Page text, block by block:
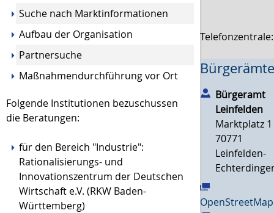
Suche nach Marktinformationen
Aufbau der Organisation
Partnersuche
Maßnahmendurchführung vor Ort
Folgende Institutionen bezuschussen
die Beratungen:
für den Bereich "Industrie":
Rationalisierungs- und
Innovationszentrum der Deutschen
Wirtschaft e.V. (RKW Baden-
Württemberg)
Bürgeramt
Leinfelden
Marktplatz 1
70771
Leinfelden-
OpenStreetMap